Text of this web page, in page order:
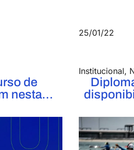
de
nesta
25/01/22
Institucional,